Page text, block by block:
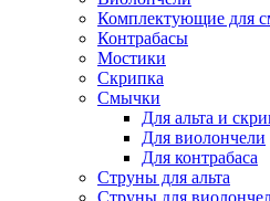
Комплектующие для
Контрабасы
Мостики
Скрипка
Смычки
Для альта и
Для виолончели
Для контрабаса
Струны для альта
Струны для